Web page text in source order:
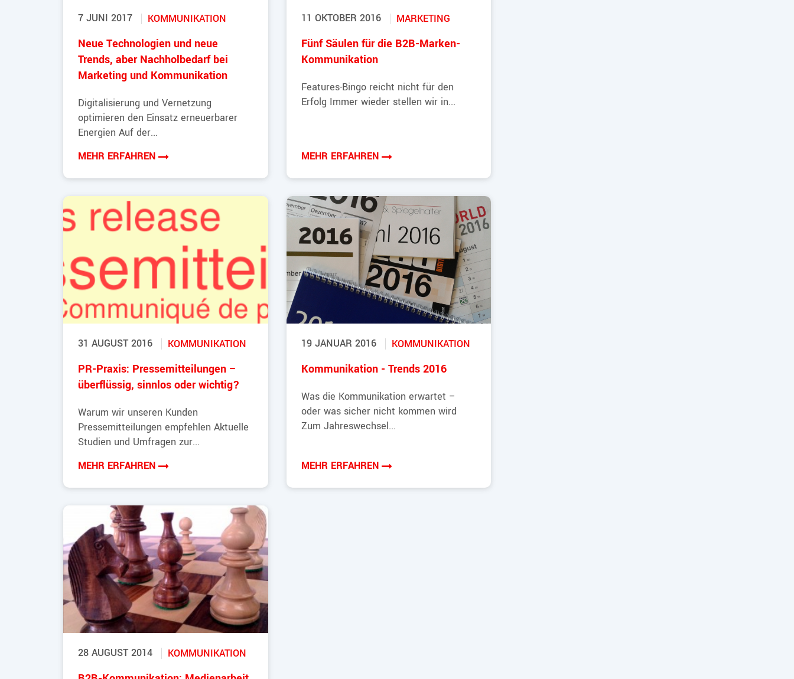
7 JUNI 2017 KOMMUNIKATION
Neue Technologien und neue
Trends, aber Nachholbedarf bei
Marketing und Kommunikation
Digitalisierung und Vernetzung
optimieren den Einsatz erneuerbarer
Energien Auf der...
MEHR ERFAHREN
11 OKTOBER 2016 MARKETING
Fünf Säulen für die B2B-Marken-
Kommunikation
Features-Bingo reicht nicht für den
Erfolg Immer wieder stellen wir in...
MEHR ERFAHREN
31 AUGUST 2016 KOMMUNIKATION
PR-Praxis: Pressemitteilungen –
überflüssig, sinnlos oder wichtig?
Warum wir unseren Kunden
Pressemitteilungen empfehlen Aktuelle
Studien und Umfragen zur...
MEHR ERFAHREN
19 JANUAR 2016 KOMMUNIKATION
Kommunikation - Trends 2016
Was die Kommunikation erwartet –
oder was sicher nicht kommen wird
Zum Jahreswechsel...
MEHR ERFAHREN
28 AUGUST 2014 KOMMUNIKATION